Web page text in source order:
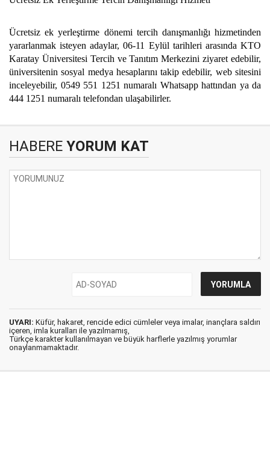
Ücretsiz ek yerleştirme dönemi tercih danışmanlığı hizmetinden
yararlanmak isteyen adaylar, 06-11 Eylül tarihleri arasında KTO
Karatay Üniversitesi Tercih ve Tanıtım Merkezini ziyaret edebilir,
üniversitenin sosyal medya hesaplarını takip edebilir, web sitesini
inceleyebilir, 0549 551 1251 numaralı Whatsapp hattından ya da
444 1251 numaralı telefondan ulaşabilirler.
HABERE YORUM KAT
UYARI: Küfür, hakaret, rencide edici cümleler veya imalar, inançlara saldırı
içeren, imla kuralları ile yazılmamış,
Türkçe karakter kullanılmayan ve büyük harflerle yazılmış yorumlar
onaylanmamaktadır.